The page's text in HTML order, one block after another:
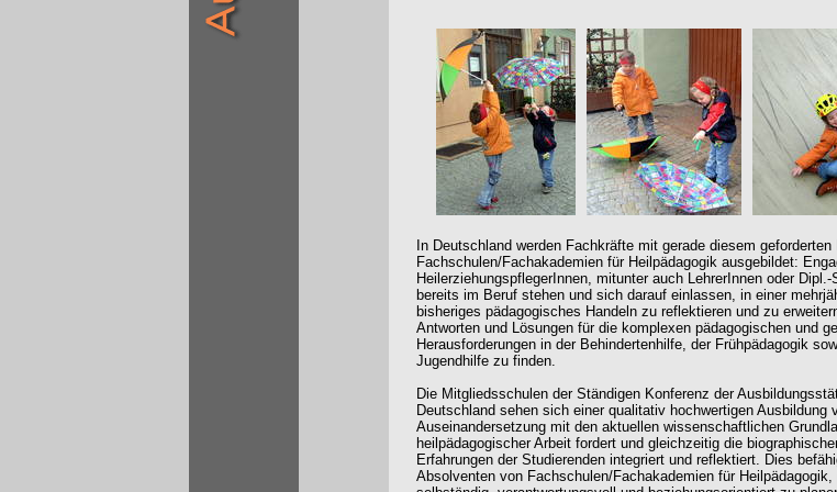
In Deutschland werden Fachkräfte mit gerade diesem
Fachschulen/Fachakademien für Heilpädagogik ausgebildet:
HeilerziehungspflegerInnen, mitunter auch LehrerInnen oder
bereits im Beruf stehen und sich darauf einlassen, in einer
bisheriges pädagogisches Handeln zu reflektieren und zu
Antworten und Lösungen für die komplexen pädagogischen und
Herausforderungen in der Behindertenhilfe, der Frühpädagogik
Jugendhilfe zu finden.
Die Mitgliedsschulen der Ständigen Konferenz der
Deutschland sehen sich einer qualitativ hochwertigen Ausbildung
Auseinandersetzung mit den aktuellen wissenschaftlichen
heilpädagogischer Arbeit fordert und gleichzeitig die
Erfahrungen der Studierenden integriert und reflektiert. Dies
Absolventen von Fachschulen/Fachakademien für